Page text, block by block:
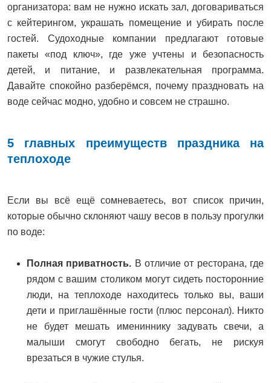
организатора: вам не нужно искать зал, договариваться
с кейтерингом, украшать помещение и убирать после
гостей. Судоходные компании предлагают готовые
пакеты «под ключ», где уже учтены и безопасность
детей, и питание, и развлекательная программа.
Давайте спокойно разберёмся, почему праздновать на
воде сейчас модно, удобно и совсем не страшно.
5 главных преимуществ праздника на
теплоходе
Если вы всё ещё сомневаетесь, вот список причин,
которые обычно склоняют чашу весов в пользу прогулки
по воде:
Полная приватность. В отличие от ресторана, где
рядом с вашим столиком могут сидеть посторонние
люди, на теплоходе находитесь только вы, ваши
дети и приглашённые гости (плюс персонал). Никто
не будет мешать имениннику задувать свечи, а
малыши смогут свободно бегать, не рискуя
врезаться в чужие стулья.